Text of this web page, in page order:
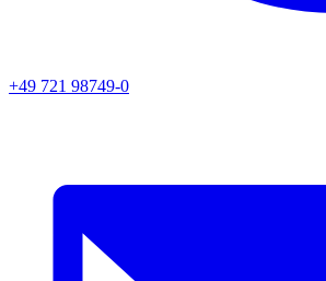
+49 721 98749-0